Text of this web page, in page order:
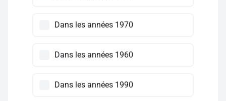
Dans les années 1970
Dans les années 1960
Dans les années 1990